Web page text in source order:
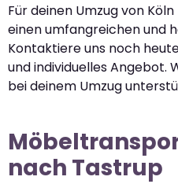
Für deinen Umzug von
einen umfangreichen und
Kontaktiere uns noch
und individuelles Angebot.
bei deinem Umzug
nach Tastrup